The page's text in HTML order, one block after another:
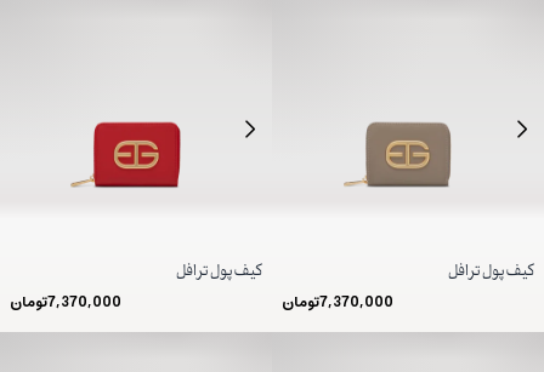
کیف پول ترافل
7,370,000تومان
کیف پول ترافل
7,370,000تومان